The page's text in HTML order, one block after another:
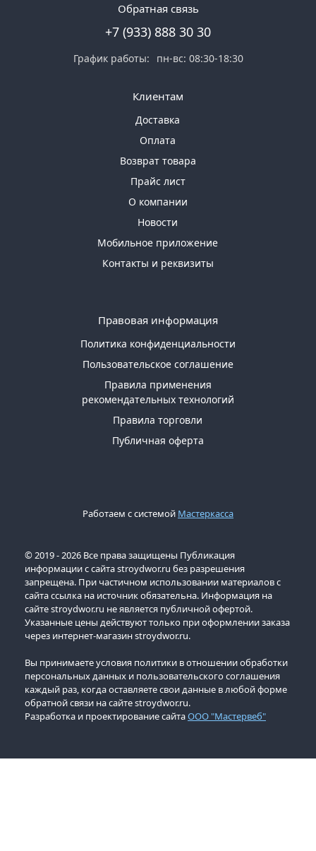
Обратная связь
+7 (933) 888 30 30
График работы: пн-вс: 08:30-18:30
Клиентам
Доставка
Оплата
Возврат товара
Прайс лист
О компании
Новости
Мобильное приложение
Контакты и реквизиты
Правовая информация
Политика конфиденциальности
Пользовательское соглашение
Правила применения
рекомендательных технологий
Правила торговли
Публичная оферта
Работаем с системой Мастеркасса
© 2019 - 2026 Все права защищены Публикация
информации с сайта stroydwor.ru без разрешения
запрещена. При частичном использовании материалов с
сайта ссылка на источник обязательна. Информация на
сайте stroydwor.ru не является публичной офертой.
Указанные цены действуют только при оформлении заказа
через интернет-магазин stroydwor.ru.
Вы принимаете условия политики в отношении обработки
персональных данных и пользовательского соглашения
каждый раз, когда оставляете свои данные в любой форме
обратной связи на сайте stroydwor.ru.
Разработка и проектирование сайтаООО "Мастервеб"